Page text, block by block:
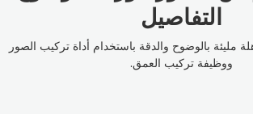
التفاصيل
مليئة بالوضوح والدقة باستخدام أداة تركيب الصور
ووظيفة تركيب العمق.